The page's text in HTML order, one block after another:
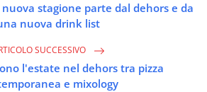
stagione parte dal dehors e da
nuova drink list
SUCCESSIVO
l'estate nel dehors tra pizza
e mixology